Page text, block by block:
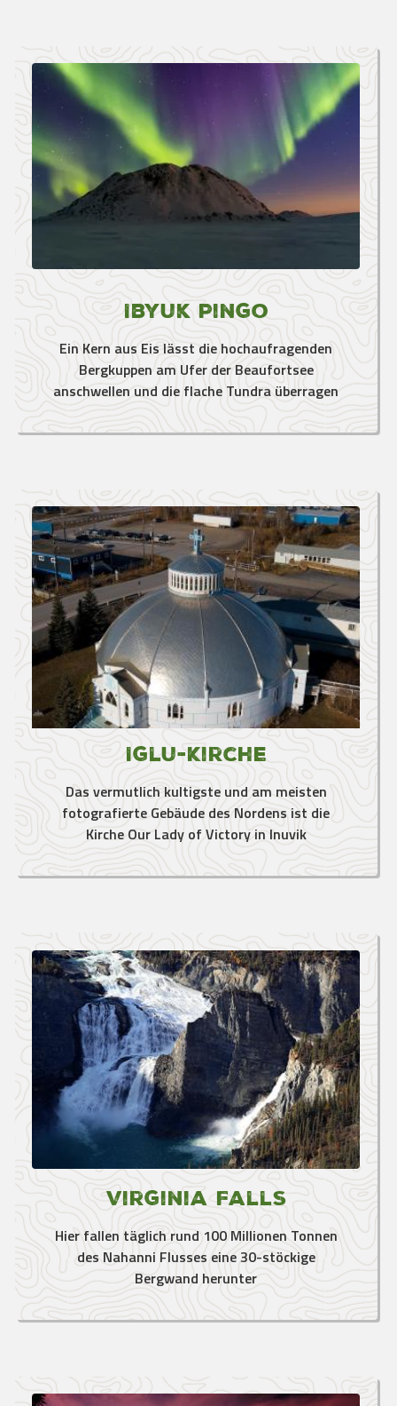
Ibyuk Pingo
Ein Kern aus Eis lässt die hochaufragenden
Bergkuppen am Ufer der Beaufortsee
anschwellen und die flache Tundra überragen
Iglu-Kirche
Das vermutlich kultigste und am meisten
fotografierte Gebäude des Nordens ist die
Kirche Our Lady of Victory in Inuvik
Virginia Falls
Hier fallen täglich rund 100 Millionen Tonnen
des Nahanni Flusses eine 30-stöckige
Bergwand herunter